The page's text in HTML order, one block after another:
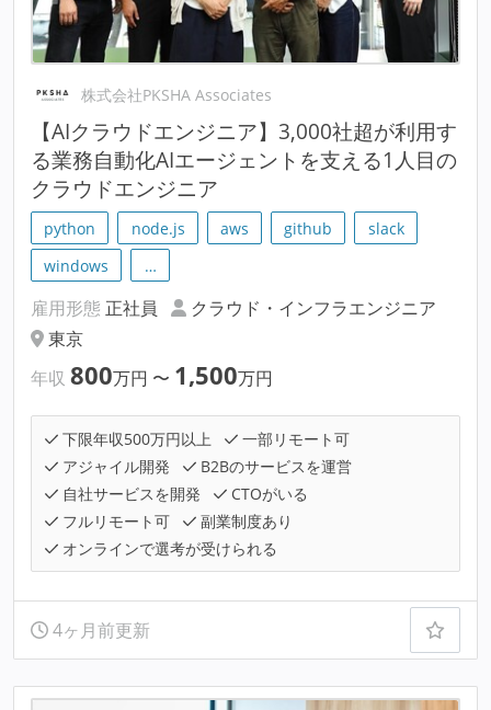
株式会社PKSHA Associates
【AIクラウドエンジニア】3,000社超が利用す
る業務自動化AIエージェントを支える1人目の
クラウドエンジニア
python node.js aws github
slack
windows
…
雇用形態 正社員
クラウド・インフラエンジニア
東京
年収 800万円 〜 1,500万円
下限年収500万円以上
一部リモート可
アジャイル開発
B2Bのサービスを運営
自社サービスを開発
CTOがいる
フルリモート可
副業制度あり
オンラインで選考が受けられる
4ヶ月前更新